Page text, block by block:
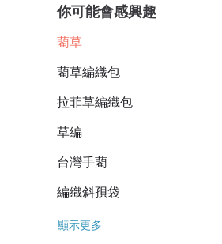
你可能會感興趣
藺草
藺草編織包
拉菲草編織包
草編
台灣手藺
編織斜孭袋
顯示更多